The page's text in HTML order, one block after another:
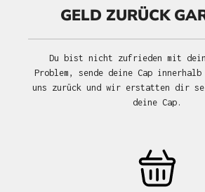
GELD ZURÜCK
Du bist nicht zufrieden mit
Problem, sende deine Cap innerhalb
uns zurück und wir erstatten dir
deine Cap.